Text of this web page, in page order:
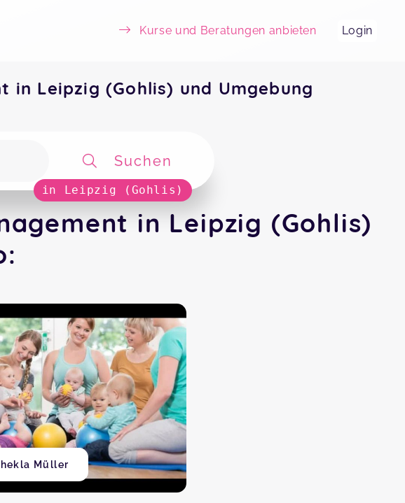
Kurse und Beratungen anbieten Login
in Leipzig (Gohlis) und Umgebung
Suchen
in Leipzig (Gohlis)
in Leipzig (Gohlis)
Müller